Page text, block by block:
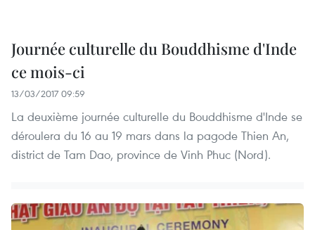
Journée culturelle du Bouddhisme d'Inde
ce mois-ci
13/03/2017 09:59
La deuxième journée culturelle du Bouddhisme d'Inde se
déroulera du 16 au 19 mars dans la pagode Thien An,
district de Tam Dao, province de Vinh Phuc (Nord).